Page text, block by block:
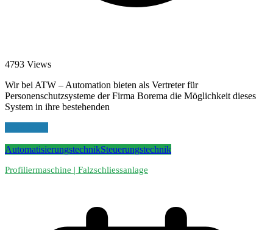
4793 Views
Wir bei ATW – Automation bieten als Vertreter für
Personenschutzsysteme der Firma Borema die Möglichkeit dieses
System in ihre bestehenden
AutomatisierungstechnikSteuerungstechnik
Profiliermaschine | Falzschliessanlage